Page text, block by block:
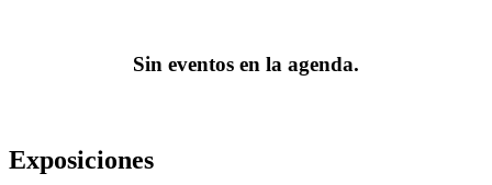
Sin eventos en la agenda.
Exposiciones